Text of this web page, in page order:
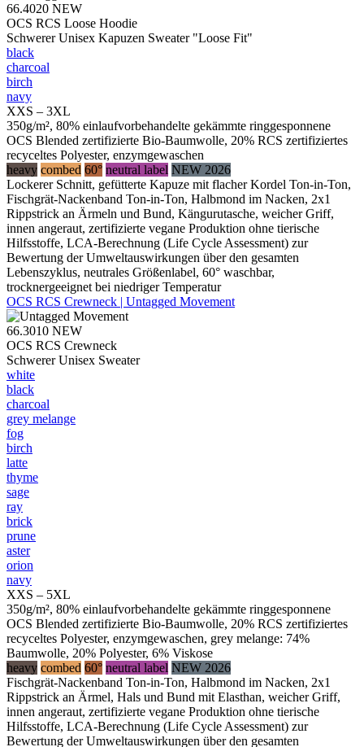
66.4020 NEW
OCS RCS Loose Hoodie
Schwerer Unisex Kapuzen Sweater "Loose Fit"
black
charcoal
birch
navy
XXS – 3XL
350g/m², 80% einlaufvorbehandelte gekämmte ringgesponnene
OCS Blended zertifizierte Bio-Baumwolle, 20% RCS zertifiziertes
recyceltes Polyester, enzymgewaschen
heavy combed 60° neutral label NEW 2026
Lockerer Schnitt, gefütterte Kapuze mit flacher Kordel Ton-in-Ton,
Fischgrät-Nackenband Ton-in-Ton, Halbmond im Nacken, 2x1
Rippstrick an Ärmeln und Bund, Kängurutasche, weicher Griff,
innen angeraut, zertifizierte vegane Produktion ohne tierische
Hilfsstoffe, LCA-Berechnung (Life Cycle Assessment) zur
Bewertung der Umweltauswirkungen über den gesamten
Lebenszyklus, neutrales Größenlabel, 60° waschbar,
trocknergeeignet bei niedriger Temperatur
OCS RCS Crewneck | Untagged Movement
66.3010 NEW
OCS RCS Crewneck
Schwerer Unisex Sweater
white
black
charcoal
grey melange
fog
birch
latte
thyme
sage
ray
brick
prune
aster
orion
navy
XXS – 5XL
350g/m², 80% einlaufvorbehandelte gekämmte ringgesponnene
OCS Blended zertifizierte Bio-Baumwolle, 20% RCS zertifiziertes
recyceltes Polyester, enzymgewaschen, grey melange: 74%
Baumwolle, 20% Polyester, 6% Viskose
heavy combed 60° neutral label NEW 2026
Fischgrät-Nackenband Ton-in-Ton, Halbmond im Nacken, 2x1
Rippstrick an Ärmel, Hals und Bund mit Elasthan, weicher Griff,
innen angeraut, zertifizierte vegane Produktion ohne tierische
Hilfsstoffe, LCA-Berechnung (Life Cycle Assessment) zur
Bewertung der Umweltauswirkungen über den gesamten